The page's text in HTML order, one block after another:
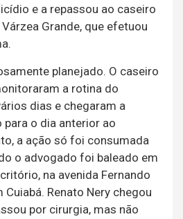
e a repassou ao caseiro
Grande, que efetuou
planejado. O caseiro
a rotina do
dias e chegaram a
para o dia anterior ao
a ação só foi consumada
o advogado foi baleado em
na avenida Fernando
Cuiabá. Renato Nery chegou
por cirurgia, mas não